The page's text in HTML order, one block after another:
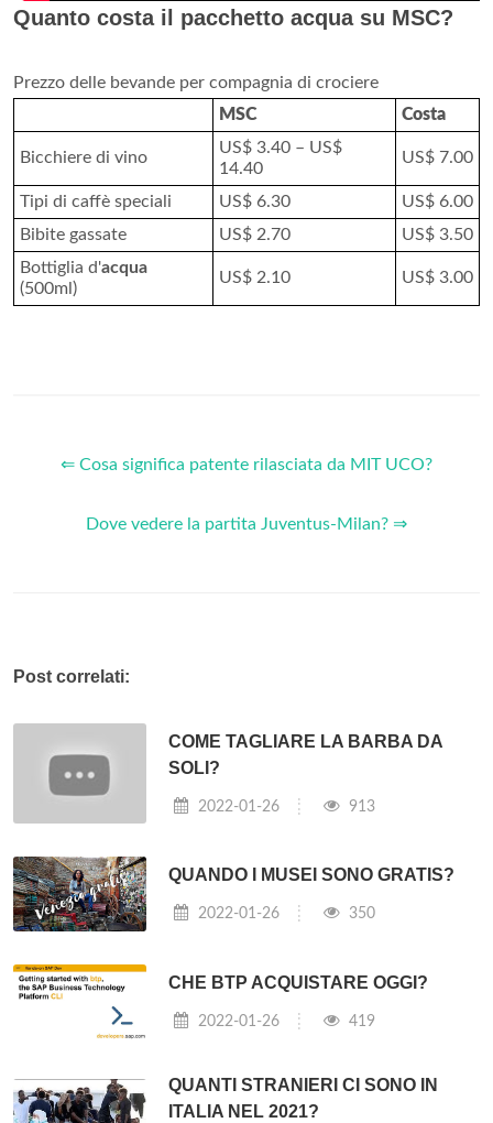
Quanto costa il pacchetto acqua su MSC?
Prezzo delle bevande per compagnia di crociere
MSC
Costa
Bicchiere di vino
US$ 3.40 – US$
14.40
US$ 7.00
Tipi di caffè speciali US$ 6.30
US$ 6.00
Bibite gassate
US$ 2.70
US$ 3.50
Bottiglia d'acqua
(500ml)
US$ 2.10 US$ 3.00
⇐ Cosa significa patente rilasciata da MIT UCO?
Dove vedere la partita Juventus-Milan? ⇒
Post correlati:
COME TAGLIARE LA BARBA DA
SOLI?
2022-01-26 913
QUANDO I MUSEI SONO GRATIS?
2022-01-26 350
CHE BTP ACQUISTARE OGGI?
2022-01-26 419
QUANTI STRANIERI CI SONO IN
ITALIA NEL 2021?